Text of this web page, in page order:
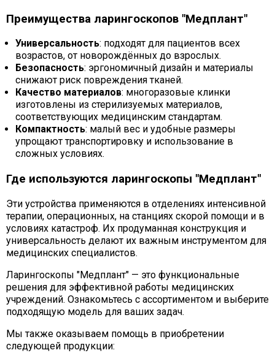
Преимущества ларингоскопов "Медплант"
Универсальность: подходят для пациентов всех
возрастов, от новорождённых до взрослых.
Безопасность: эргономичный дизайн и материалы
снижают риск повреждения тканей.
Качество материалов: многоразовые клинки
изготовлены из стерилизуемых материалов,
соответствующих медицинским стандартам.
Компактность: малый вес и удобные размеры
упрощают транспортировку и использование в
сложных условиях.
Где используются ларингоскопы "Медплант"
Эти устройства применяются в отделениях интенсивной
терапии, операционных, на станциях скорой помощи и в
условиях катастроф. Их продуманная конструкция и
универсальность делают их важным инструментом для
медицинских специалистов.
Ларингоскопы "Медплант" — это функциональные
решения для эффективной работы медицинских
учреждений. Ознакомьтесь с ассортиментом и выберите
подходящую модель для ваших задач.
Мы также оказываем помощь в приобретении
следующей продукции: